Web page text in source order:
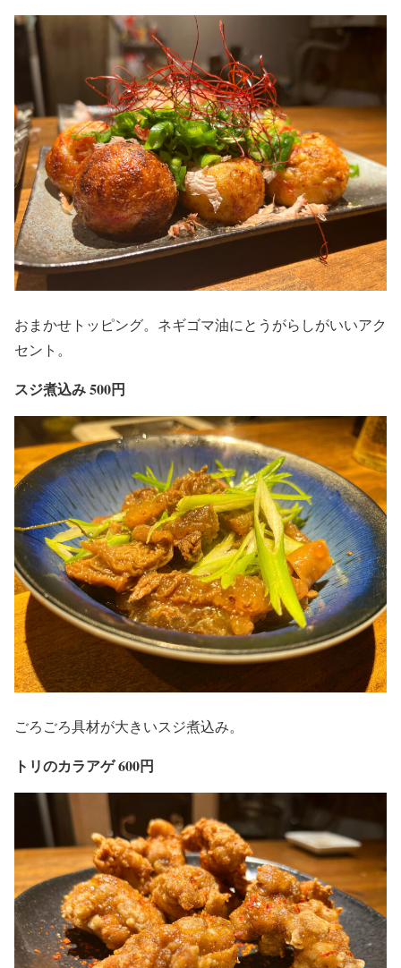
おまかせトッピング。ネギゴマ油にとうがらしがいいアク
セント。
スジ煮込み 500円
ごろごろ具材が大きいスジ煮込み。
トリのカラアゲ 600円